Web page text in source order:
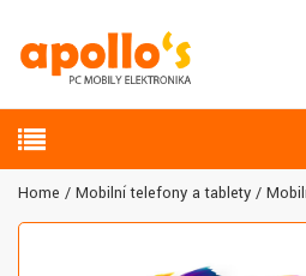
Home Mobilní telefony a tablety